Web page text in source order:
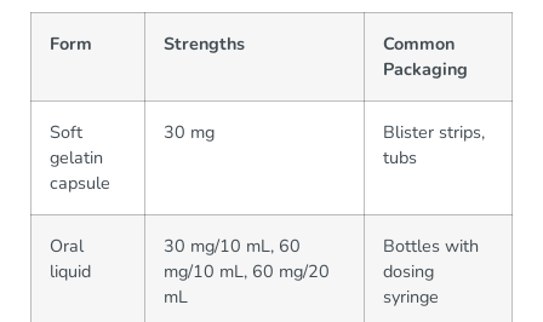
Form Strengths
Common
Packaging
Soft
gelatin
capsule
30 mg
Blister strips,
tubs
Oral
liquid
30 mg/10 mL, 60
mg/10 mL, 60 mg/20
mL
Bottles with
dosing
syringe